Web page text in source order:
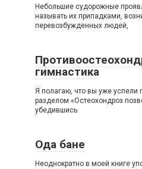
Небольшие судорожные
называть их припадками,
перевозбужденных людей,
гимнастика
Я полагаю, что вы уже успели
разделом «Остеохондроз
убедившись
Ода бане
Неоднократно в моей книге